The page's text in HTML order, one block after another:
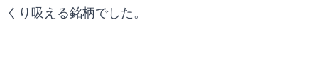
くり吸える銘柄でした。